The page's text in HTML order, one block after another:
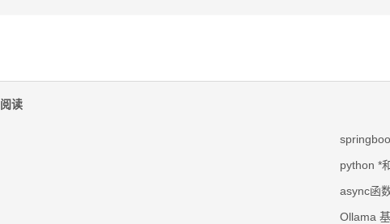
读
python *
async函
Ollama